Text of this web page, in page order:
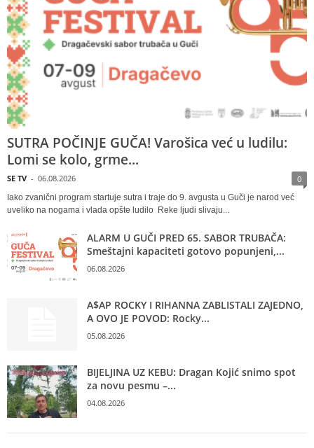
SUTRA POČINJE GUČA! Varošica već u ludilu:
Lomi se kolo, grme...
SE TV - 06.08.2026 0
Iako zvanični program startuje sutra i traje do 9. avgusta u Guči je narod već
uveliko na nogama i vlada opšte ludilo Reke ljudi slivaju...
ALARM U GUČI PRED 65. SABOR TRUBAČA:
Smeštajni kapaciteti gotovo popunjeni,...
06.08.2026
A$AP ROCKY I RIHANNA ZABLISTALI ZAJEDNO,
A OVO JE POVOD: Rocky...
05.08.2026
BIJELJINA UZ KEBU: Dragan Kojić snimo spot
za novu pesmu –...
04.08.2026